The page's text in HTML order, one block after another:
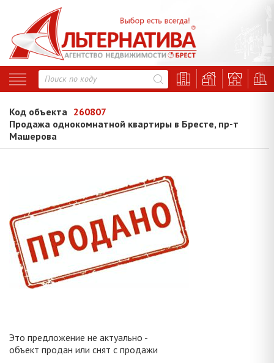
Код объекта 260807
Продажа однокомнатной квартиры в Бресте, пр-т
Машерова
Это предложение не актуально -
объект продан или снят с продажи